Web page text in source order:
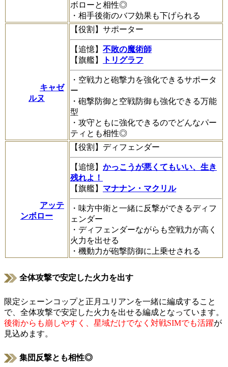
ボローと相性◎
・相手後衛のバフ効果も下げられる
キャゼ
ルヌ
【役割】サポーター
【追憶】 不敗の魔術師
【旗艦】
トリグラフ
・空戦力と砲撃力を強化できるサポータ
ー
・砲撃防御と空戦防御も強化できる万能
型
・攻守ともに強化できるのでどんなパー
ティとも相性◎
アッテ
ンボロー
【役割】ディフェンダー
【追憶】 かっこうが悪くてもいい、生き
残れよ！
【旗艦】 マナナン・マクリル
・味方中衛と一緒に反撃ができるディフ
ェンダー
・ディフェンダーながらも空戦力が高く
火力を出せる
・機動力が砲撃防御に上乗せされる
全体攻撃で安定した火力を出す
限定シェーンコップと正月ユリアンを一緒に編成すること
で、全体攻撃で安定した火力を出せる編成となっています。
後衛からも崩しやすく、星域だけでなく対戦SIMでも活躍が
見込めます。
集団反撃とも相性◎